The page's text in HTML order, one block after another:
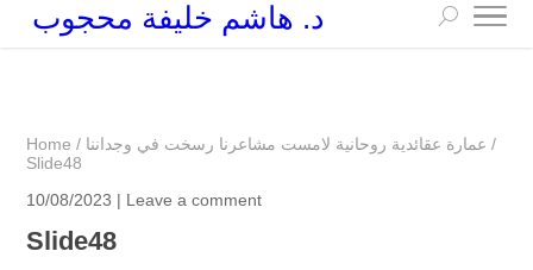
د. هاشم خليفة محجوب
Home / عمارة عقائدية روحانية لامست مشاعرنا رسخت في وجداننا /
Slide48
10/08/2023 | Leave a comment
Slide48